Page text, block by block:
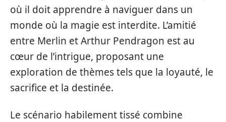
où il doit apprendre à naviguer dans un
monde où la magie est interdite. L’amitié
entre Merlin et Arthur Pendragon est au
cœur de l’intrigue, proposant une
exploration de thèmes tels que la loyauté, le
sacrifice et la destinée.
Le scénario habilement tissé combine